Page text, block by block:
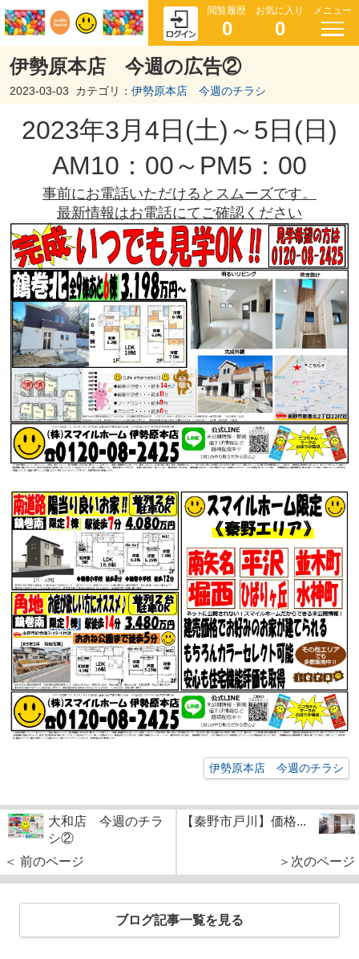
閲覧履歴
0
お気に入り
0
メニュー
伊勢原本店 今週の広告②
2023-03-03 カテゴリ： 伊勢原本店 今週のチラシ
2023年3月4 日(土)～5 日(日)
AM10：00～PM5：00
事前にお電話いただけるとスムーズです。
最新情報はお電話にてご確認ください
伊勢原本店 今週のチラシ
大和店 今週のチラ
シ②
＜ 前のページ
【秦野市戸川】価格...
＞次のページ
ブログ記事一覧を見る